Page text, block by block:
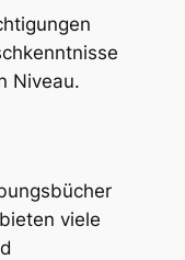
Niveau.
viele